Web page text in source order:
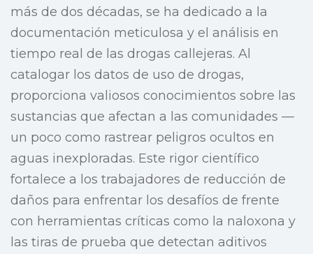
más de dos décadas, se ha dedicado a la
documentación meticulosa y el análisis en
tiempo real de las drogas callejeras. Al
catalogar los datos de uso de drogas,
proporciona valiosos conocimientos sobre las
sustancias que afectan a las comunidades —
un poco como rastrear peligros ocultos en
aguas inexploradas. Este rigor científico
fortalece a los trabajadores de reducción de
daños para enfrentar los desafíos de frente
con herramientas críticas como la naloxona y
las tiras de prueba que detectan aditivos